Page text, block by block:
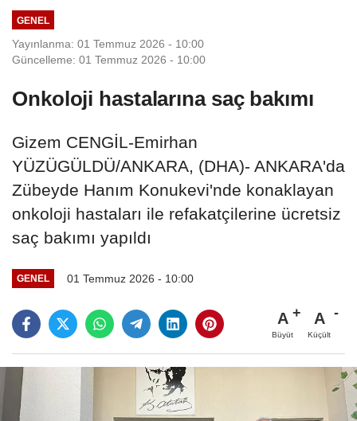
GENEL
Yayınlanma: 01 Temmuz 2026 - 10:00
Güncelleme: 01 Temmuz 2026 - 10:00
Onkoloji hastalarına saç bakımı
Gizem CENGİL-Emirhan
YÜZÜGÜLDÜ/ANKARA, (DHA)- ANKARA'da
Zübeyde Hanım Konukevi'nde konaklayan
onkoloji hastaları ile refakatçilerine ücretsiz
saç bakımı yapıldı
GENEL 01 Temmuz 2026 - 10:00
A
Büyüt
A
Küçült